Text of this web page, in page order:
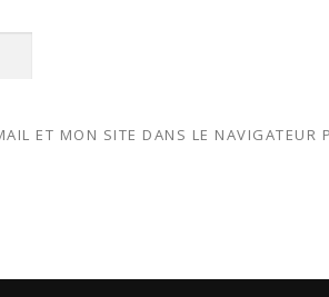
ET MON SITE DANS LE NAVIGATEUR